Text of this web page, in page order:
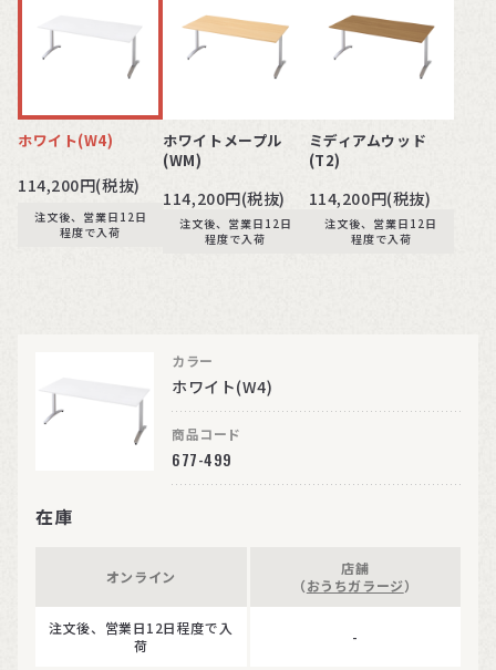
ホワイト(W4)
114,200円(税抜)
注文後、営業日12日
程度で入荷
ホワイトメープル
(WM)
114,200円(税抜)
注文後、営業日12日
程度で入荷
ミディアムウッド
(T2)
114,200円(税抜)
注文後、営業日12日
程度で入荷
カラー
ホワイト(W4)
商品コード
677-499
在庫
オンライン
注文後、営業日12日程度で入
荷
店舗
（おうちガラージ）
-